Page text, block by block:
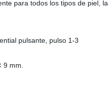
para todos los tipos de piel,
pulsante, pulso 1-3
mm.